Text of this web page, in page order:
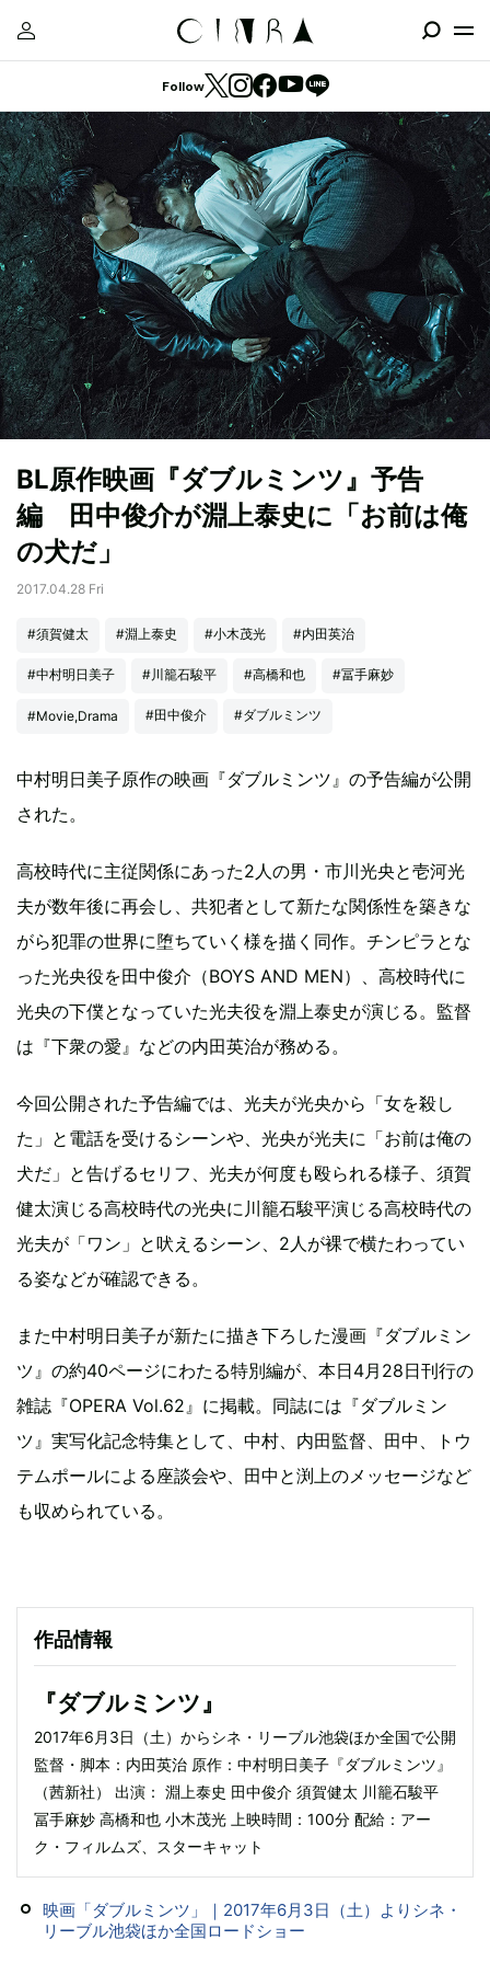
Follow
BL原作映画『ダブルミンツ』予告
編 田中俊介が淵上泰史に「お前は俺
の犬だ」
2017.04.28 Fri
#須賀健太 #淵上泰史 #小木茂光 #内田英治
#中村明日美子 #川籠石駿平 #高橋和也 #冨手麻妙
#Movie,Drama #田中俊介 #ダブルミンツ
中村明日美子原作の映画『ダブルミンツ』の予告編が公開
された。
高校時代に主従関係にあった2人の男・市川光央と壱河光
夫が数年後に再会し、共犯者として新たな関係性を築きな
がら犯罪の世界に堕ちていく様を描く同作。チンピラとな
った光央役を田中俊介（BOYS AND MEN）、高校時代に
光央の下僕となっていた光夫役を淵上泰史が演じる。監督
は『下衆の愛』などの内田英治が務める。
今回公開された予告編では、光夫が光央から「女を殺し
た」と電話を受けるシーンや、光央が光夫に「お前は俺の
犬だ」と告げるセリフ、光夫が何度も殴られる様子、須賀
健太演じる高校時代の光央に川籠石駿平演じる高校時代の
光夫が「ワン」と吠えるシーン、2人が裸で横たわってい
る姿などが確認できる。
また中村明日美子が新たに描き下ろした漫画『ダブルミン
ツ』の約40ページにわたる特別編が、本日4月28日刊行の
雑誌『OPERA Vol.62』に掲載。同誌には『ダブルミン
ツ』実写化記念特集として、中村、内田監督、田中、トウ
テムポールによる座談会や、田中と渕上のメッセージなど
も収められている。
作品情報
『ダブルミンツ』
2017年6月3日（土）からシネ・リーブル池袋ほか全国で公開
監督・脚本：内田英治 原作：中村明日美子『ダブルミンツ』
（茜新社） 出演： 淵上泰史 田中俊介 須賀健太 川籠石駿平
冨手麻妙 高橋和也 小木茂光 上映時間：100分 配給：アー
ク・フィルムズ、スターキャット
映画「ダブルミンツ」｜2017年6月3日（土）よりシネ・
リーブル池袋ほか全国ロードショー